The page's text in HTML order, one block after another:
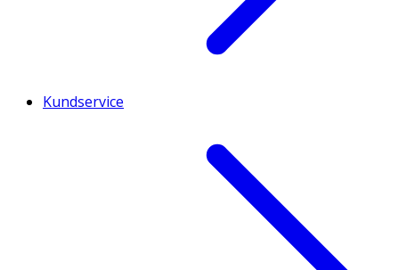
Kundservice